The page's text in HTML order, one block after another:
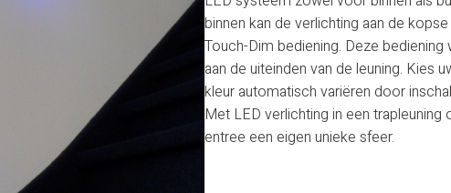
binnen kan de verlichting aan de
Touch-Dim bediening. Deze
aan de uiteinden van de leuning. Kies
kleur automatisch variëren door
Met LED verlichting in een
entree een eigen unieke sfeer.